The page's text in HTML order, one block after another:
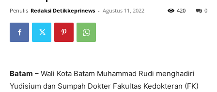
Penulis Redaksi Detikkeprinews - Agustus 11, 2022 0
420
Batam – Wali Kota Batam Muhammad Rudi menghadiri
Yudisium dan Sumpah Dokter Fakultas Kedokteran (FK)